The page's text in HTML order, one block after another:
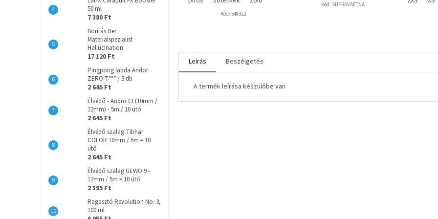
50 ml
7 380 Ft
Borítás Der
Materialspezialist
Hallucination
17 120 Ft
Pingpong labda Andor
ZERO T*** / 3 db
2 645 Ft
Élvédő - Andro CI (10mm /
12mm) - 5m / 10 ütő
2 645 Ft
Élvédő szalag Tibhar
COLOR 10mm / 5m = 10
ütő
2 645 Ft
Élvédő szalag GEWO 9 -
12mm / 5m = 10 ütő
2 395 Ft
Ragasztó Revolution No. 3,
100 ml
Kód: 548912
Kód: SUPRAVAETNA
Leírás Beszélgetés
A termék leírása készülőbe van